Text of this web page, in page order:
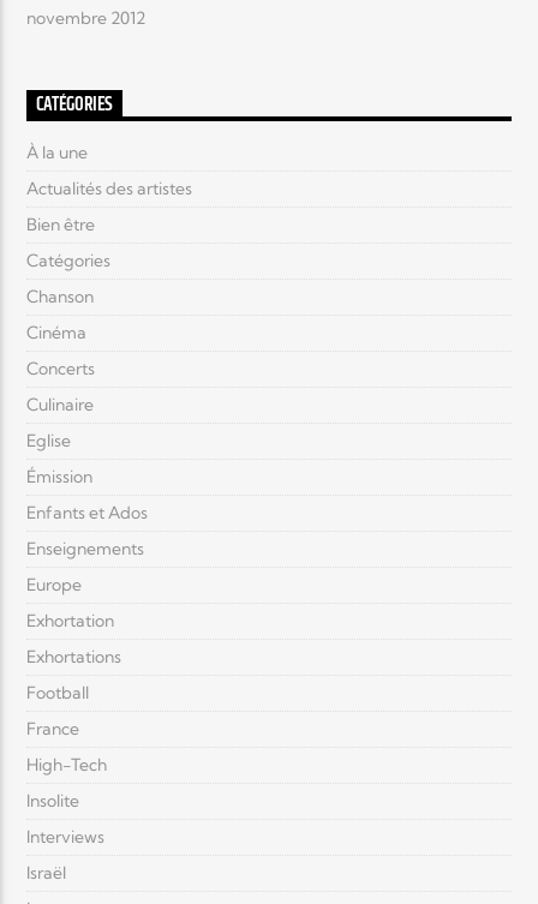
novembre 2012
CATÉGORIES
À la une
Actualités des artistes
Bien être
Catégories
Chanson
Cinéma
Concerts
Culinaire
Eglise
Émission
Enfants et Ados
Enseignements
Europe
Exhortation
Exhortations
Football
France
High-Tech
Insolite
Interviews
Israël